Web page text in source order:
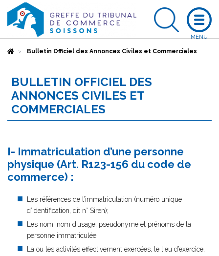
AccueilBulletin Officiel des Annonces Civiles et Commerciales
BULLETIN OFFICIEL DES
ANNONCES CIVILES ET
COMMERCIALES
I- Immatriculation d’une personne
physique (Art. R123-156 du code de
commerce) :
Les références de l’immatriculation (numéro unique
d’identification, dit n° Siren);
Les nom, nom d’usage, pseudonyme et prénoms de la
personne immatriculée ;
La ou les activités effectivement exercées, le lieu d’exercice,